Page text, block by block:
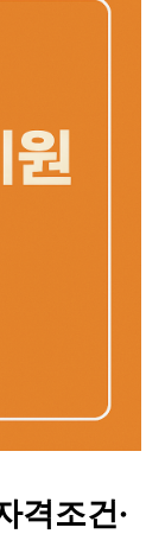
격조건·